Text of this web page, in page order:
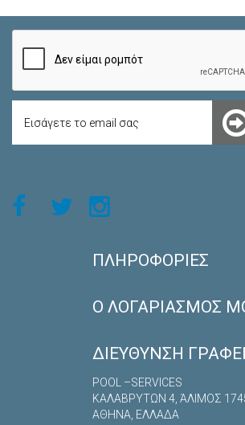
ΠΛΗΡΟΦΟΡΊΕΣ
Ο ΛΟΓΑΡΙΑΣΜΌΣ
ΔΙΕΎΘΥΝΣΗ
POOL –SERVICES
ΚΑΛΑΒΡYΤΩΝ 4, ΆΛΙΜΟΣ
ΑΘΗΝΑ, ΕΛΛΑΔΑ